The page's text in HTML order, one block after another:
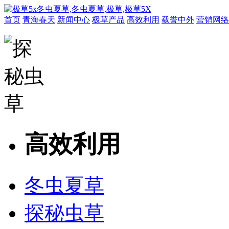
首页 青海春天 新闻中心 极草产品 高效利用 载誉中外 营销网络
高效利用
冬虫夏草
探秘虫草